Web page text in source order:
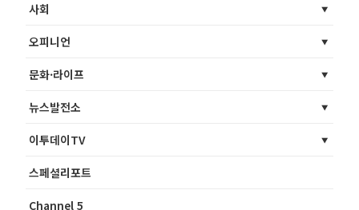
사회
오피니언
문화·라이프
뉴스발전소
이투데이TV
스페셜리포트
Channel 5